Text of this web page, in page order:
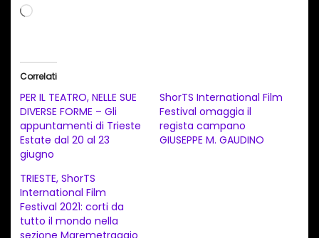
C
a
m
e
t
o
i
Correlati
PER IL TEATRO, NELLE SUE
DIVERSE FORME – Gli
appuntamenti di Trieste
Estate dal 20 al 23
giugno
ShorTS International Film
Festival omaggia il
regista campano
GIUSEPPE M. GAUDINO
TRIESTE, ShorTS
International Film
Festival 2021: corti da
tutto il mondo nella